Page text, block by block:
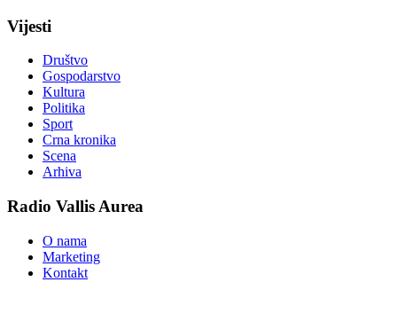
Vijesti
Društvo
Gospodarstvo
Kultura
Politika
Sport
Crna kronika
Scena
Arhiva
Radio Vallis Aurea
O nama
Marketing
Kontakt